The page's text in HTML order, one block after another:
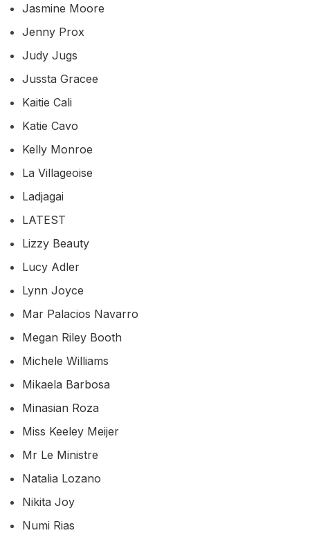
Jasmine Moore
Jenny Prox
Judy Jugs
Jussta Gracee
Kaitie Cali
Katie Cavo
Kelly Monroe
La Villageoise
Ladjagai
LATEST
Lizzy Beauty
Lucy Adler
Lynn Joyce
Mar Palacios Navarro
Megan Riley Booth
Michele Williams
Mikaela Barbosa
Minasian Roza
Miss Keeley Meijer
Mr Le Ministre
Natalia Lozano
Nikita Joy
Numi Rias